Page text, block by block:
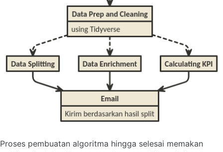
Proses pembuatan algoritma hingga selesai memakan